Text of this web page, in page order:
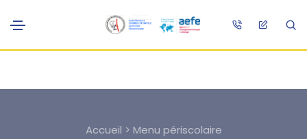
Accueil > Menu périscolaire